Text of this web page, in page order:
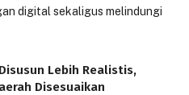
digital sekaligus melindungi
Disusun Lebih Realistis,
Disesuaikan